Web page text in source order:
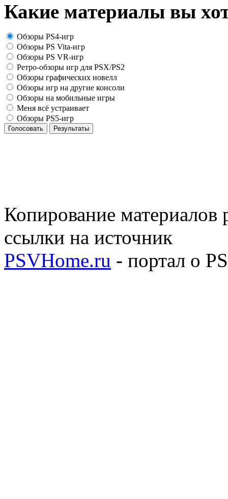
Какие материалы вы
Обзоры PS4-игр
Обзоры PS Vita-игр
Обзоры PS VR-игр
Ретро-обзоры игр для PSX/PS2
Обзоры графических новелл
Обзоры игр на другие консоли
Обзоры на мобильные игры
Меня всё устраивает
Обзоры PS5-игр
Голосовать Результаты
Копирование материалов
ссылки на источник
PSVHome.ru - портал о